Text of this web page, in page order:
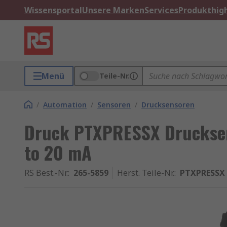
WissensportalUnsere MarkenServices
Menü Teile-Nr.
/ Automation / Sensoren / Drucksensoren
Druck PTXPRESSX
to 20 mA
RS Best.-Nr.: 265-5859 Herst. Teile-Nr.: